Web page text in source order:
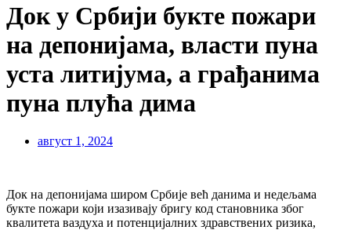
Док у Србији букте пожари
на депонијама, власти пуна
уста литијума, а грађанима
пуна плућа дима
август 1, 2024
Док на депонијама широм Србије већ данима и недељама
букте пожари који изазивају бригу код становника због
квалитета ваздуха и потенцијалних здравствених ризика,